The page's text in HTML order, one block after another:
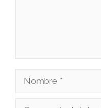
Nombre
Correo